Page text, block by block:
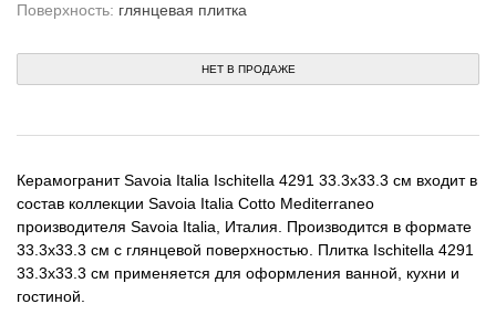
Поверхность: глянцевая плитка
НЕТ В ПРОДАЖЕ
Керамогранит Savoia Italia Ischitella 4291 33.3x33.3 см входит в
состав коллекции Savoia Italia Cotto Mediterraneo
производителя Savoia Italia, Италия. Производится в формате
33.3x33.3 см с глянцевой поверхностью. Плитка Ischitella 4291
33.3x33.3 см применяется для оформления ванной, кухни и
гостиной.